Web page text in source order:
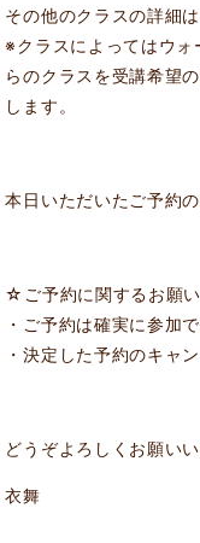
その他のクラスの詳細
※クラスによってはウォ
らのクラスを受講希望
します。
本日いただいたご予約
☆ご予約に関するお願
・ご予約は確実に参加
・決定した予約のキャ
どうぞよろしくお願いい
衣舞